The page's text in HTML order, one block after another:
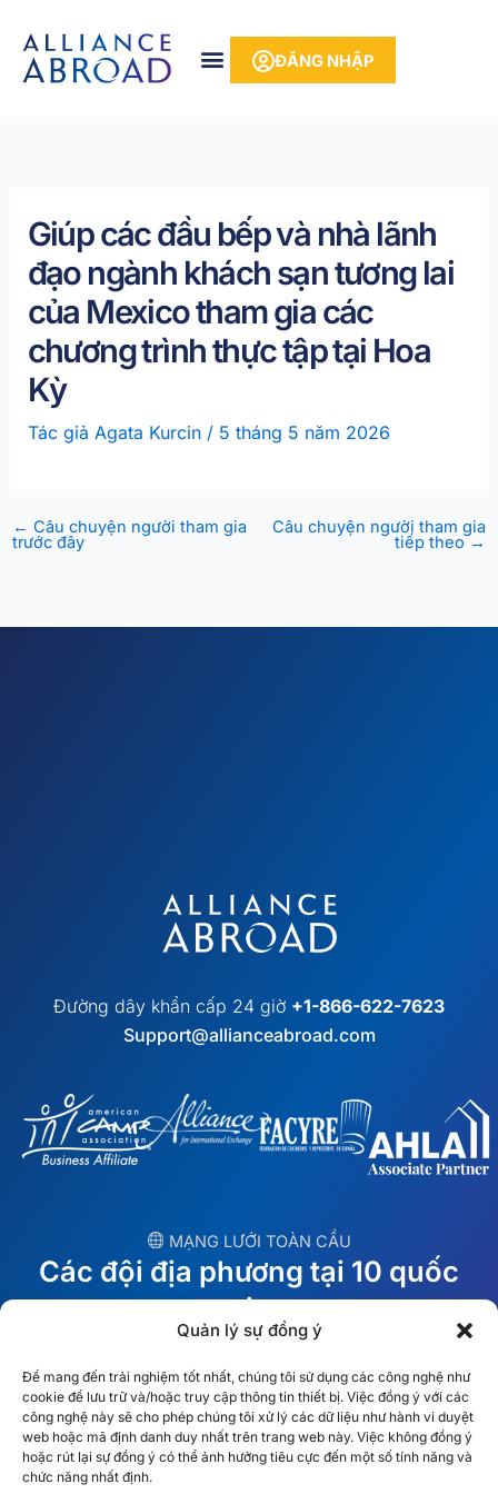
Quản lý sự đồng ý
Để mang đến trải nghiệm tốt nhất, chúng tôi sử dụng các công nghệ như
cookie để lưu trữ và/hoặc truy cập thông tin thiết bị. Việc đồng ý với các
công nghệ này sẽ cho phép chúng tôi xử lý các dữ liệu như hành vi duyệt
web hoặc mã định danh duy nhất trên trang web này. Việc không đồng ý
hoặc rút lại sự đồng ý có thể ảnh hưởng tiêu cực đến một số tính năng và
chức năng nhất định.
nội
dung
qua
ĐĂNG NHẬP
Giúp các đầu bếp và nhà lãnh
đạo ngành khách sạn tương lai
của Mexico tham gia các
chương trình thực tập tại Hoa
Kỳ
Tác giả Agata Kurcin / 5 tháng 5 năm 2026
← Câu chuyện người tham gia
trước đây
Câu chuyện người tham gia
tiếp theo→
Đường dây khẩn cấp 24 giờ +1-866-622-7623
Support@allianceabroad.com
︎ MẠNG LƯỚI TOÀN CẦU
Các đội địa phương tại 10 quốc
gia
MỸ
Dubai
México
Ireland
Ba Lan
Úc